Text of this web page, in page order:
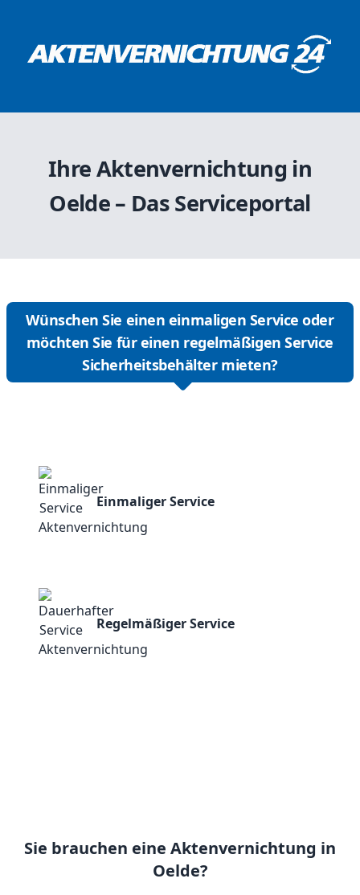
Ihre Aktenvernichtung in
Oelde – Das Serviceportal
Wünschen Sie einen einmaligen Service oder
möchten Sie für einen regelmäßigen Service
Sicherheitsbehälter mieten?
Einmaliger Service
Regelmäßiger Service
Sie brauchen eine Aktenvernichtung in
Oelde?